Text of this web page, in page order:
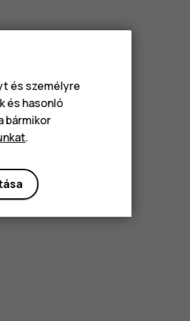
és személyre
és hasonló
bármikor
.